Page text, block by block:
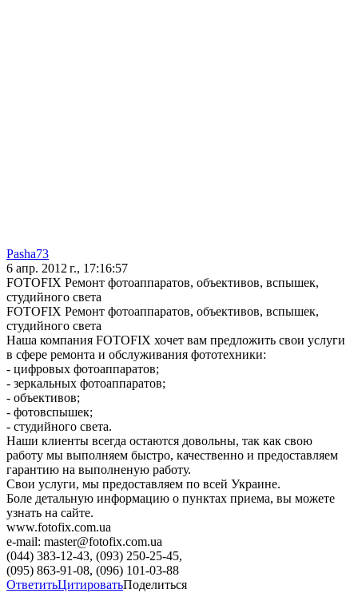
Pasha73
6 апр. 2012 г., 17:16:57
FOTOFIX Ремонт фотоаппаратов, объективов, вспышек,
студийного света
FOTOFIX Ремонт фотоаппаратов, объективов, вспышек,
студийного света
Наша компания FOTOFIX хочет вам предложить свои услуги
в сфере ремонта и обслуживания фототехники:
- цифровых фотоаппаратов;
- зеркальных фотоаппаратов;
- объективов;
- фотовспышек;
- студийного света.
Наши клиенты всегда остаются довольны, так как свою
работу мы выполняем быстро, качественно и предоставляем
гарантию на выполненую работу.
Свои услуги, мы предоставляем по всей Украине.
Боле детальную информацию о пунктах приема, вы можете
узнать на сайте.
www.fotofix.com.ua
e-mail: master@fotofix.com.ua
(044) 383-12-43, (093) 250-25-45,
(095) 863-91-08, (096) 101-03-88
ОтветитьЦитироватьПоделиться